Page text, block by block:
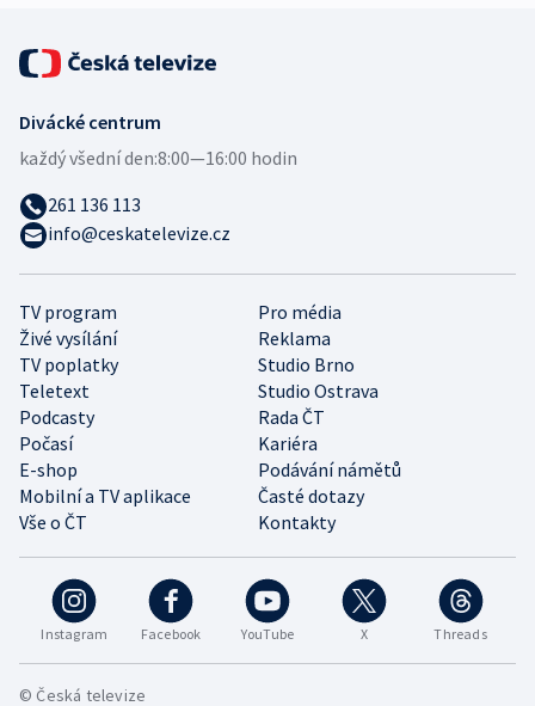
Instagram Facebook YouTube X Threads
TV program
Pro média
Živé vysílání
Reklama
TV poplatky
Studio Brno
Teletext
Studio Ostrava
Podcasty
Rada ČT
Počasí
Kariéra
E-shop
Podávání námětů
Mobilní a TV aplikace
Časté dotazy
Vše o ČT
Kontakty
Divácké centrum
každý všední den:8:00—16:00 hodin
261 136 113
info@ceskatelevize.cz
© Česká televize